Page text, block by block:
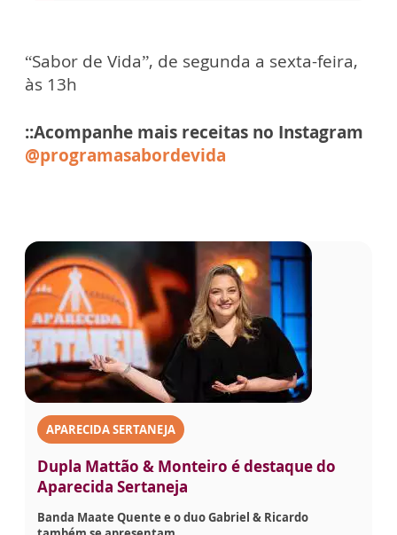
“Sabor de Vida”, de segunda a sexta-feira,
às 13h
::Acompanhe mais receitas no Instagram
@programasabordevida
APARECIDA SERTANEJA
Dupla Mattão & Monteiro é destaque do
Aparecida Sertaneja
Banda Maate Quente e o duo Gabriel & Ricardo